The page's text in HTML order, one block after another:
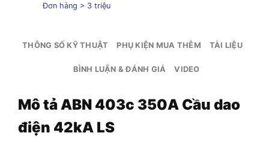
Đơn hàng > 3 triệu
THÔNG SỐ KỸ THUẬT PHỤ KIỆN MUA THÊM TÀI LIỆU
BÌNH LUẬN & ĐÁNH GIÁ VIDEO
Mô tảABN 403c 350A Cầu dao
điện 42kA LS